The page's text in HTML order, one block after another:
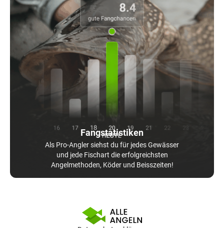
Fangstatistiken
Als Pro-Angler siehst du für jedes Gewässer
und jede Fischart die erfolgreichsten
Angelmethoden, Köder und Beisszeiten!